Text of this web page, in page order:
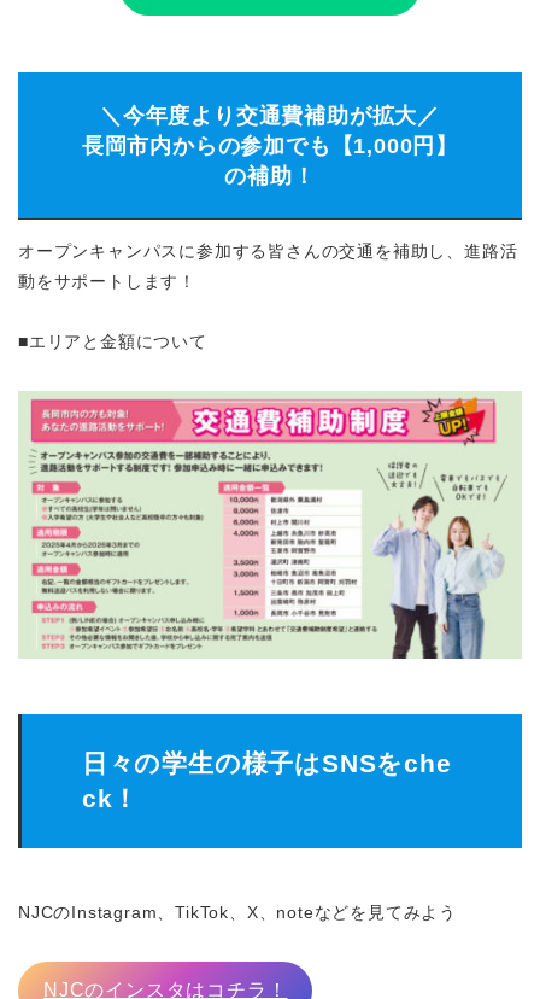
＼今年度より交通費補助が拡大／
長岡市内からの参加でも【1,000円】
の補助！
オープンキャンパスに参加する皆さんの交通を補助し、進路活
動をサポートします！
■エリアと金額について
日々の学生の様子はSNSをche
ck！
NJCのInstagram、TikTok、X、noteなどを見てみよう
NJCのインスタはコチラ！